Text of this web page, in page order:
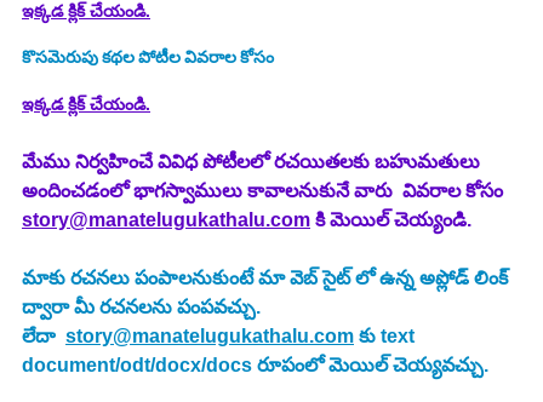
ఇక్కడ క్లిక్ చేయండి.
కొసమెరుపు కథల పోటీల వివరాల కోసం
ఇక్కడ క్లిక్ చేయండి.
మేము నిర్వహించే వివిధ పోటీలలో రచయితలకు బహుమతులు
అందించడంలో భాగస్వాములు కావాలనుకునే వారు  వివరాల కోసం
story@manatelugukathalu.com కి మెయిల్ చెయ్యండి.
మాకు రచనలు పంపాలనుకుంటే మా వెబ్ సైట్ లో ఉన్న అప్లోడ్ లింక్
ద్వారా మీ రచనలను పంపవచ్చు.
లేదా story@manatelugukathalu.com కు text
document/odt/docx/docs రూపంలో మెయిల్ చెయ్యవచ్చు.